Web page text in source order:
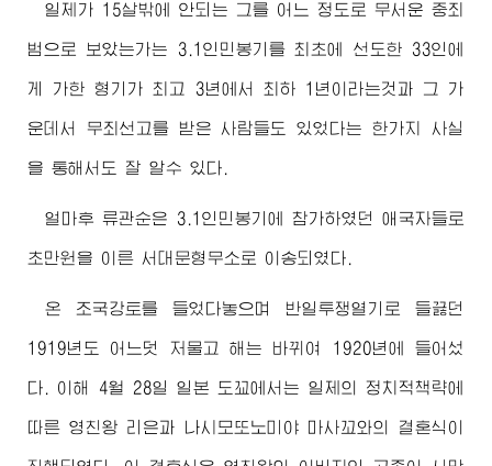
일제가 15살밖에 안되는 그를 어느 정도로 무서운 중죄
범으로 보았는가는 3.1인민봉기를 최초에 선도한 33인에
게 가한 형기가 최고 3년에서 최하 1년이라는것과 그 가
운데서 무죄선고를 받은 사람들도 있었다는 한가지 사실
을 통해서도 잘 알수 있다.
얼마후 류관순은 3.1인민봉기에 참가하였던 애국자들로
초만원을 이른 서대문형무소로 이송되였다.
온 조국강토를 들었다놓으며 반일투쟁열기로 들끓던
1919년도 어느덧 저물고 해는 바뀌여 1920년에 들어섰
다. 이해 4월 28일 일본 도꾜에서는 일제의 정치적책략에
따른 영친왕 리은과 나시모또노미야 마사꼬와의 결혼식이